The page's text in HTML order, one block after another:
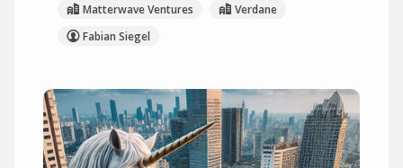
Matterwave Ventures
Verdane
Fabian Siegel